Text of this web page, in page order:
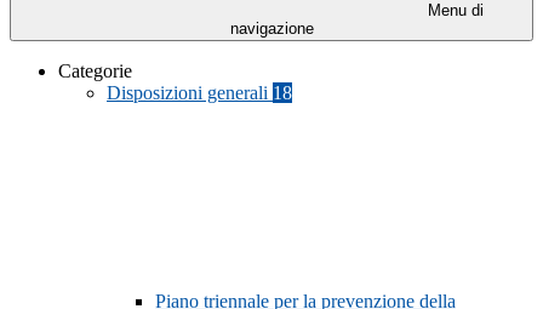
Menu di
navigazione
Categorie
Disposizioni generali 18
Piano triennale per la prevenzione della